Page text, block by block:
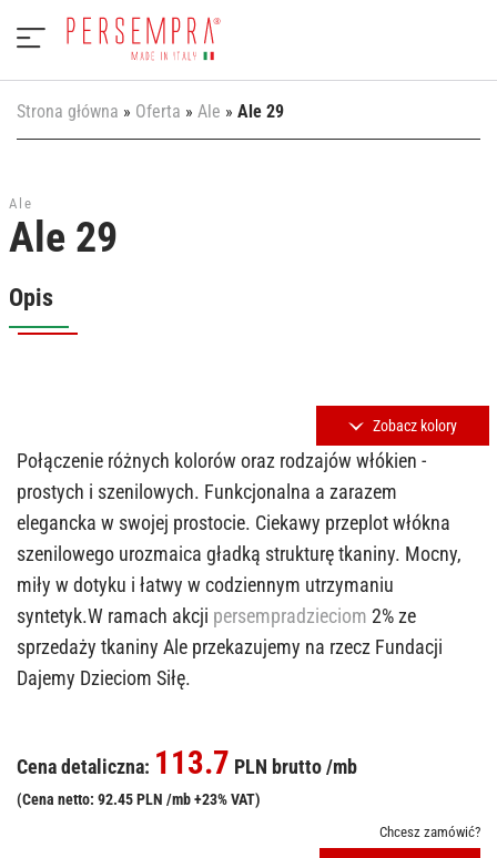
Strona główna » Oferta » Ale » Ale 29
Ale
Ale 29
Opis
Zobacz kolory
Połączenie różnych kolorów oraz rodzajów włókien -
prostych i szenilowych. Funkcjonalna a zarazem
elegancka w swojej prostocie. Ciekawy przeplot włókna
szenilowego urozmaica gładką strukturę tkaniny. Mocny,
miły w dotyku i łatwy w codziennym utrzymaniu
syntetyk.W ramach akcji persempradzieciom 2% ze
sprzedaży tkaniny Ale przekazujemy na rzecz Fundacji
Dajemy Dzieciom Siłę.
Cena detaliczna: 113.7 PLN brutto /mb
(Cena netto: 92.45 PLN /mb +23% VAT)
Chcesz zamówić?